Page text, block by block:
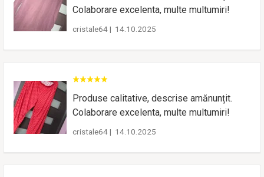
Colaborare excelenta, multe multumiri!
cristale64| 14.10.2025
Produse calitative, descrise amănunțit.
Colaborare excelenta, multe multumiri!
cristale64| 14.10.2025